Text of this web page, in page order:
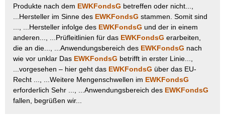
Produkte nach dem EWKFondsG betreffen oder nicht...,
...Hersteller im Sinne des EWKFondsG stammen. Somit sind
..., ...Hersteller infolge des EWKFondsG und der in einem
anderen..., ...Prüfleitlinien für das EWKFondsG erarbeiten,
die an die..., ...Anwendungsbereich des EWKFondsG nach
wie vor unklar Das EWKFondsG betrifft in erster Linie...,
...vorgesehen – hier geht das EWKFondsG über das EU-
Recht ..., ...Weitere Mengenschwellen im EWKFondsG
erforderlich Sehr ..., ...Anwendungsbereich des EWKFondsG
fallen, begrüßen wir...